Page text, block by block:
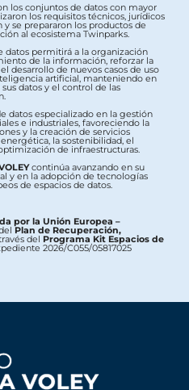
los conjuntos de datos con mayor
los requisitos técnicos, jurídicos
se prepararon los productos de
al ecosistema Twinparks.
datos permitirá a la organización
de la información, reforzar la
desarrollo de nuevos casos de uso
artificial, manteniendo en
datos y el control de las
datos especializado en la gestión
e industriales, favoreciendo la
y la creación de servicios
la sostenibilidad, el
de infraestructuras.
continúa avanzando en su
y en la adopción de tecnologías
de espacios de datos.
por la Unión Europea –
Plan de Recuperación,
través del Programa Kit Espacios de
2026/C055/05817025